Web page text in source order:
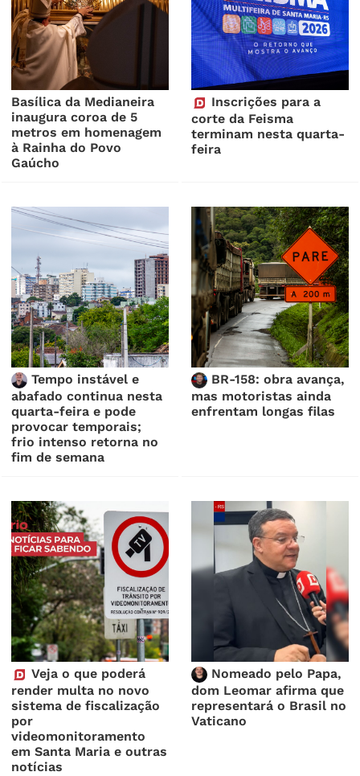
Basílica da Medianeira
inaugura coroa de 5
metros em homenagem
à Rainha do Povo
Gaúcho
Inscrições para a
corte da Feisma
terminam nesta quarta-
feira
Tempo instável e
abafado continua nesta
quarta-feira e pode
provocar temporais;
frio intenso retorna no
fim de semana
BR-158: obra avança,
mas motoristas ainda
enfrentam longas filas
Veja o que poderá
render multa no novo
sistema de fiscalização
por
videomonitoramento
em Santa Maria e outras
notícias
Nomeado pelo Papa,
dom Leomar afirma que
representará o Brasil no
Vaticano